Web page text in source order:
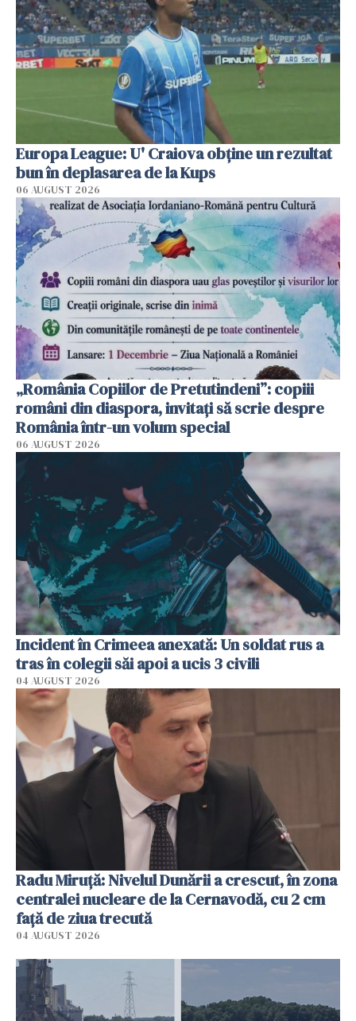
Europa League: U' Craiova obține un rezultat
bun în deplasarea de la Kups
06 AUGUST 2026
„România Copiilor de Pretutindeni”: copiii
români din diaspora, invitați să scrie despre
România într-un volum special
06 AUGUST 2026
Incident în Crimeea anexată: Un soldat rus a
tras în colegii săi apoi a ucis 3 civili
04 AUGUST 2026
Radu Miruţă: Nivelul Dunării a crescut, în zona
centralei nucleare de la Cernavodă, cu 2 cm
faţă de ziua trecută
04 AUGUST 2026